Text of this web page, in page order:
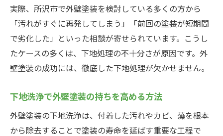
実際、所沢市で外壁塗装を検討している多くの方から
「汚れがすぐに再発してしまう」「前回の塗装が短期間
で劣化した」といった相談が寄せられています。こうし
たケースの多くは、下地処理の不十分さが原因です。外
壁塗装の成功には、徹底した下地処理が欠かせません。
下地洗浄で外壁塗装の持ちを高める方法
外壁塗装の下地洗浄は、付着した汚れやカビ、藻を根本
から除去することで塗装の寿命を延ばす重要な工程で